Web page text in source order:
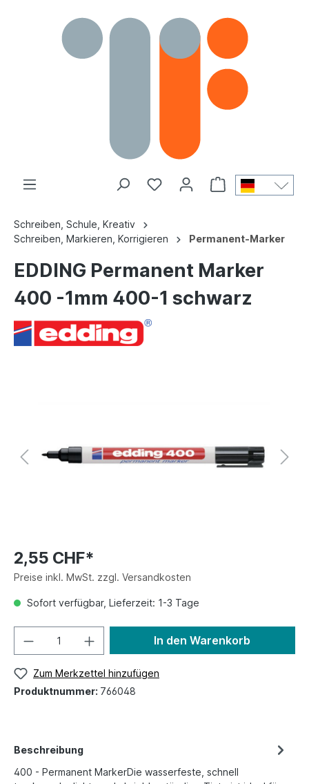
Schreiben, Schule, Kreativ
Schreiben, Markieren, Korrigieren
Permanent-Marker
EDDING Permanent Marker
400 -1mm 400-1 schwarz
2,55 CHF*
Preise inkl. MwSt. zzgl. Versandkosten
Sofort verfügbar, Lieferzeit: 1-3 Tage
In den Warenkorb
Zum Merkzettel hinzufügen
Produktnummer: 766048
Beschreibung
400 - Permanent MarkerDie wasserfeste, schnell